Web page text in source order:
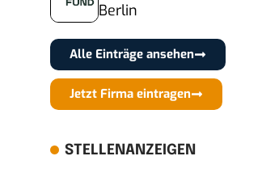
Berlin
Alle Einträge ansehen
Jetzt Firma eintragen
STELLENANZEIGEN